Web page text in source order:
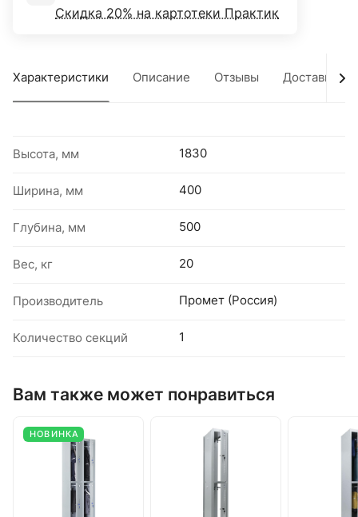
Скидка 20% на картотеки Практик
Характеристики Описание Отзывы Доставка
Высота, мм 1830
Ширина, мм 400
Глубина, мм 500
Вес, кг 20
Производитель Промет (Россия)
Количество секций 1
Вам также может понравиться
НОВИНКА